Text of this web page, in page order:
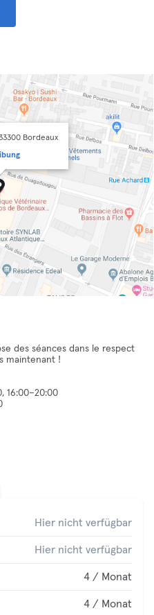
Bordeaux
des séances dans le respect
maintenant !
16:00–20:00
Hier nicht verfügbar
Hier nicht verfügbar
4 / Monat
4 / Monat